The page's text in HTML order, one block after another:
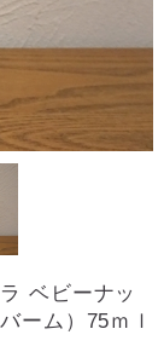
ベビーナッ
ーム）75ｍｌ